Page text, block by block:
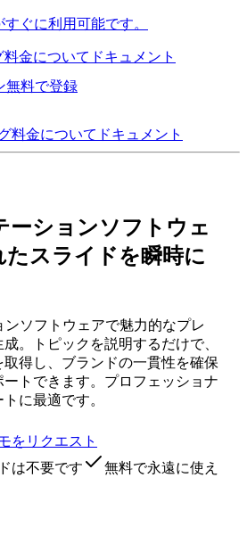
ぐに利用可能です。
料金について ドキュメント
無料で登録
料金について ドキュメント
ーションソフトウェ
たスライドを瞬時に
ソフトウェアで魅力的なプレ
。トピックを説明するだけで、
得し、ブランドの一貫性を確保
ートできます。プロフェッショナ
に最適です。
をリクエスト
は不要です
無料で永遠に使え